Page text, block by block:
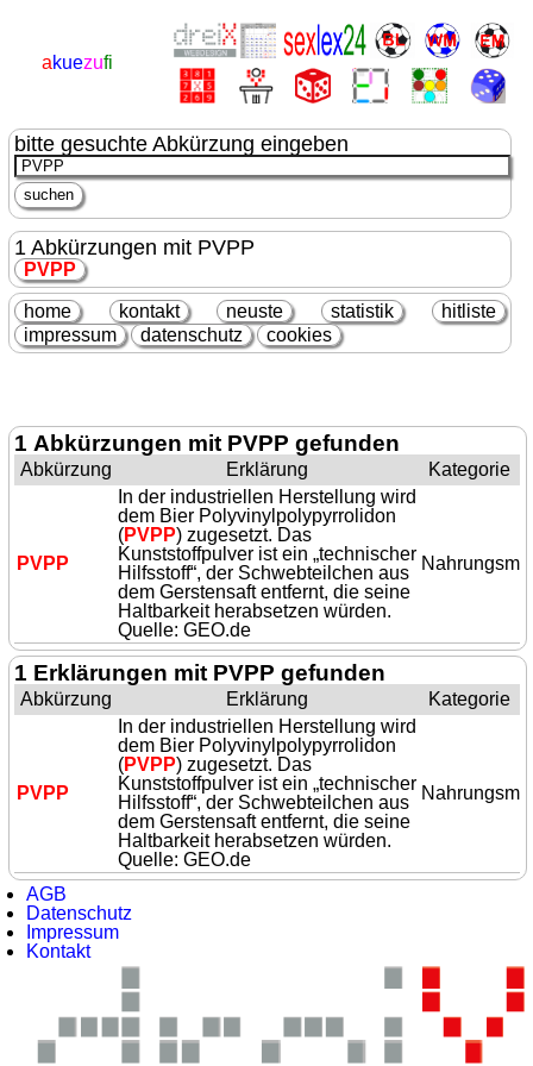
akuezufi
bitte gesuchte Abkürzung eingeben
1 Abkürzungen mit PVPP
PVPP
home kontakt neuste statistik
hitliste
impressum
datenschutz cookies
1 Abkürzungen mit PVPP gefunden
Abkürzung Erklärung Kategorie
PVPP
In der industriellen Herstellung wird
dem Bier Polyvinylpolypyrrolidon
(PVPP) zugesetzt. Das
Kunststoffpulver ist ein „technischer
Hilfsstoff“, der Schwebteilchen aus
dem Gerstensaft entfernt, die seine
Haltbarkeit herabsetzen würden.
Quelle: GEO.de
1 Erklärungen mit PVPP gefunden
Abkürzung Erklärung Kategorie
PVPP
In der industriellen Herstellung wird
dem Bier Polyvinylpolypyrrolidon
(PVPP) zugesetzt. Das
Kunststoffpulver ist ein „technischer
Hilfsstoff“, der Schwebteilchen aus
dem Gerstensaft entfernt, die seine
Haltbarkeit herabsetzen würden.
Quelle: GEO.de
AGB
Datenschutz
Impressum
Kontakt